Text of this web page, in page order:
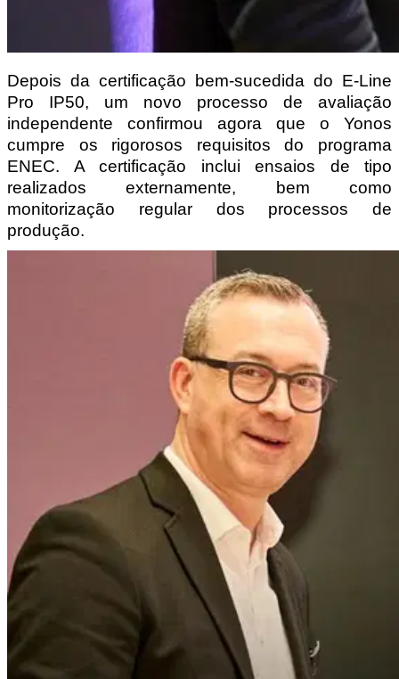
Depois da certificação bem-sucedida do E-Line
Pro IP50, um novo processo de avaliação
independente confirmou agora que o Yonos
cumpre os rigorosos requisitos do programa
ENEC. A certificação inclui ensaios de tipo
realizados externamente, bem como
monitorização regular dos processos de
produção.